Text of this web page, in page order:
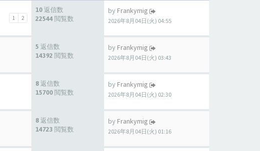
1 2
10 返信数
22544 閲覧数
by Frankymig
2026年8月04日(火) 04:55
5 返信数
14392 閲覧数
by Frankymig
2026年8月04日(火) 03:43
8 返信数
15700 閲覧数
by Frankymig
2026年8月04日(火) 02:30
8 返信数
14723 閲覧数
by Frankymig
2026年8月04日(火) 01:16